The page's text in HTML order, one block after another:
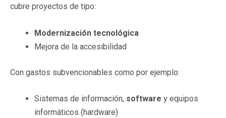
cubre proyectos de tipo:
Modernización tecnológica
Mejora de la accesibilidad
Con gastos subvencionables como por ejemplo:
Sistemas de información, software y equipos
informáticos (hardware)